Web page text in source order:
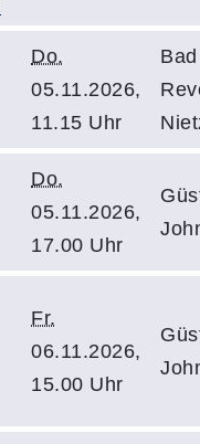
Do.
05.11.2026,
11.15 Uhr
Do.
05.11.2026,
17.00 Uhr
Fr.
06.11.2026,
15.00 Uhr